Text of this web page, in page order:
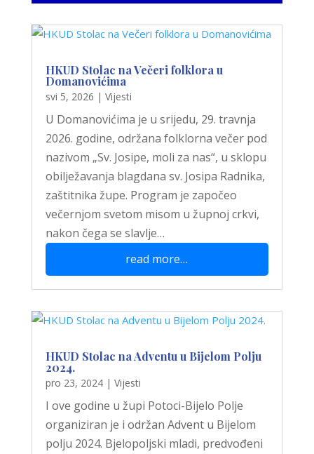
HKUD Stolac na Večeri folklora u
Domanovićima
svi 5, 2026 | Vijesti
U Domanovićima je u srijedu, 29. travnja
2026. godine, održana folklorna večer pod
nazivom „Sv. Josipe, moli za nas“, u sklopu
obilježavanja blagdana sv. Josipa Radnika,
zaštitnika župe. Program je započeo
večernjom svetom misom u župnoj crkvi,
nakon čega se slavlje…
read more…
HKUD Stolac na Adventu u Bijelom Polju
2024.
pro 23, 2024| Vijesti
I ove godine u župi Potoci-Bijelo Polje
organiziran je i održan Advent u Bijelom
polju 2024. Bjelopoljski mladi, predvođeni